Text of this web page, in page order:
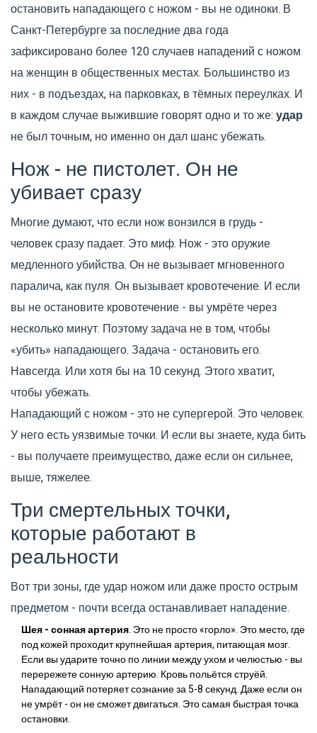
остановить нападающего с ножом - вы не одиноки. В
Санкт-Петербурге за последние два года
зафиксировано более 120 случаев нападений с ножом
на женщин в общественных местах. Большинство из
них - в подъездах, на парковках, в тёмных переулках. И
в каждом случае выжившие говорят одно и то же: удар
не был точным, но именно он дал шанс убежать.
Нож - не пистолет. Он не
убивает сразу
Многие думают, что если нож вонзился в грудь -
человек сразу падает. Это миф. Нож - это оружие
медленного убийства. Он не вызывает мгновенного
паралича, как пуля. Он вызывает кровотечение. И если
вы не остановите кровотечение - вы умрёте через
несколько минут. Поэтому задача не в том, чтобы
«убить» нападающего. Задача - остановить его.
Навсегда. Или хотя бы на 10 секунд. Этого хватит,
чтобы убежать.
Нападающий с ножом - это не супергерой. Это человек.
У него есть уязвимые точки. И если вы знаете, куда бить
- вы получаете преимущество, даже если он сильнее,
выше, тяжелее.
Три смертельных точки,
которые работают в
реальности
Вот три зоны, где удар ножом или даже просто острым
предметом - почти всегда останавливает нападение.
Шея - сонная артерия. Это не просто «горло». Это место, где
под кожей проходит крупнейшая артерия, питающая мозг.
Если вы ударите точно по линии между ухом и челюстью - вы
перережете сонную артерию. Кровь польётся струёй.
Нападающий потеряет сознание за 5-8 секунд. Даже если он
не умрёт - он не сможет двигаться. Это самая быстрая точка
остановки.